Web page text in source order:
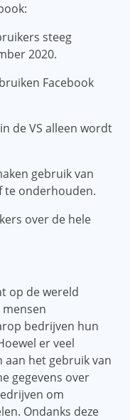
steeg
2020.
Facebook
de VS alleen wordt
gebruik van
te onderhouden.
over de hele
op de wereld
bedrijven hun
er veel
aan het gebruik van
gegevens over
om
Ondanks deze